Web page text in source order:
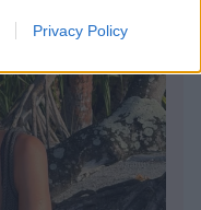
Privacy Policy